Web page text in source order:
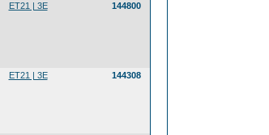
ET21 | 3E 144800
ET21 | 3E 144308